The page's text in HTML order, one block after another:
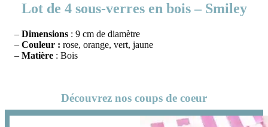
Lot de 4 sous-verres en bois – Smiley
– Dimensions : 9 cm de diamètre
– Couleur : rose, orange, vert, jaune
– Matière : Bois
Découvrez nos coups de coeur